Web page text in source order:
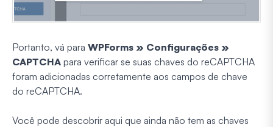
Portanto, vá para WPForms » Configurações »
CAPTCHA para verificar se suas chaves do reCAPTCHA
foram adicionadas corretamente aos campos de chave
do reCAPTCHA.
Você pode descobrir aqui que ainda não tem as chaves